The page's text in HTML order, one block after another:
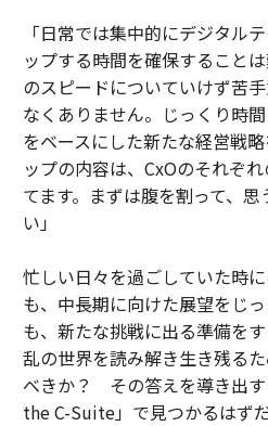
「日常では集中的にデジタル
ップする時間を確保すること
のスピードについていけず苦
なくありません。じっくり時
をベースにした新たな経営戦
ップの内容は、CxOのそれぞ
てます。まずは腹を割って、
い」
忙しい日々を過ごしていた時
も、中長期に向けた展望をじ
も、新たな挑戦に出る準備を
乱の世界を読み解き生き残る
べきか？ その答えを導き出
the C-Suite」で見つかるはずだ